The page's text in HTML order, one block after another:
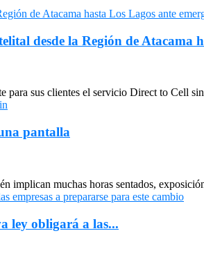
desde la Región de Atacama
sus clientes el servicio Direct to Cell
pantalla
implican muchas horas sentados,
ley obligará a las...